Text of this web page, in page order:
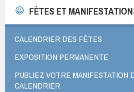
FÊTES ET
CALENDRIER DES FÊTES
EXPOSITION PERMANENTE
PUBLIEZ VOTRE MANIFESTATION
CALENDRIER